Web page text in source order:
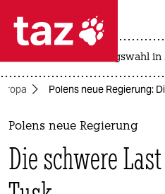
 taz zahl
taz zahl ich
themen
politik
landtagswahl
Polens neue Regierung:
Polens neue Regierung
Die schwere